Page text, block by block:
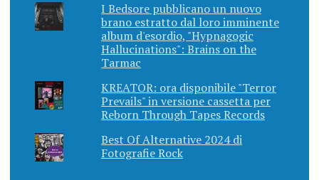
I Bedsore pubblicano un nuovo
brano estratto dal loro imminente
album d'esordio, "Hypnagogic
Hallucinations": Brains on the
Tarmac
KREATOR: ora disponibile "Terror
Prevails" in versione cassetta per
Reborn Through Tapes Records
Best Of Alternative 2024 di
Fotografie Rock